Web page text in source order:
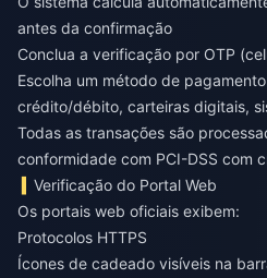
antes da confirmação
Conclua a verificação por OTP
Escolha um método de
crédito/débito, carteiras digitais,
Todas as transações são
conformidade com PCI-DSS com
Verificação do Portal Web
Os portais web oficiais exibem:
Protocolos HTTPS
Ícones de cadeado visíveis na